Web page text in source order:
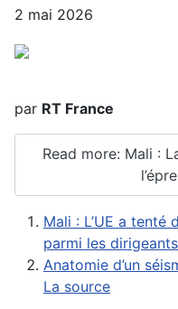
2 mai 2026
par RT France
Read more: Mali :
Mali : L’UE a
parmi les
Anatomie d’un
La source